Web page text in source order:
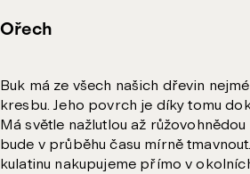
Ořech
Buk má ze všech našich dřevin
kresbu. Jeho povrch je díky tomu
Má světle nažlutlou až
bude v průběhu času mírně
kulatinu nakupujeme přímo v